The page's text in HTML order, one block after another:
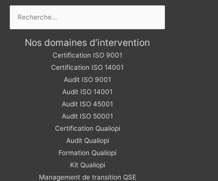
Nos domaines d’intervention
Certification ISO 9001
Certification ISO 14001
Audit ISO 9001
Audit ISO 14001
Audit ISO 45001
Audit ISO 50001
Certification Qualiopi
Audit Qualiopi
Formation Qualiopi
Kit Qualiopi
Management de transition QSE